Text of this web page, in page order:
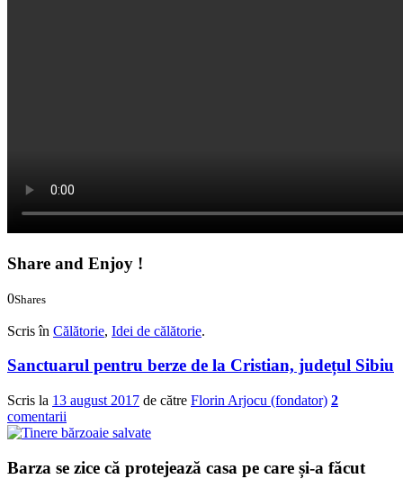
Share and Enjoy !
0Shares
Scris în Călătorie, Idei de călătorie.
Sanctuarul pentru berze de la Cristian, județul Sibiu
Scris la 13 august 2017 de către Florin Arjocu (fondator) 2
comentarii
Barza se zice că protejează casa pe care și-a făcut